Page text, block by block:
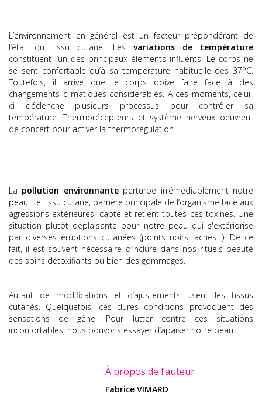
L’environnement en général est un facteur prépondérant de
l’état du tissu cutané. Les variations de température
constituent l’un des principaux éléments influents. Le corps ne
se sent confortable qu’à sa température habituelle des 37°C.
Toutefois, il arrive que le corps doive faire face à des
changements climatiques considérables. A ces moments, celui-
ci déclenche plusieurs processus pour contrôler sa
température. Thermorécepteurs et système nerveux oeuvrent
de concert pour activer la thermorégulation.
La pollution environnanteperturbe irrémédiablement notre
peau. Le tissu cutané, barrière principale de l’organisme face aux
agressions extérieures, capte et retient toutes ces toxines. Une
situation plutôt déplaisante pour notre peau qui s'extériorise
par diverses éruptions cutanées (points noirs, acnés…). De ce
fait, il est souvent nécessaire d’inclure dans nos rituels beauté
des soins détoxifiants ou bien des gommages.
Autant de modifications et d’ajustements usent les tissus
cutanés. Quelquefois, ces dures conditions provoquent des
sensations de gêne. Pour lutter contre ces situations
inconfortables, nous pouvons essayer d’apaiser notre peau
À propos de l’auteur
Fabrice VIMARD